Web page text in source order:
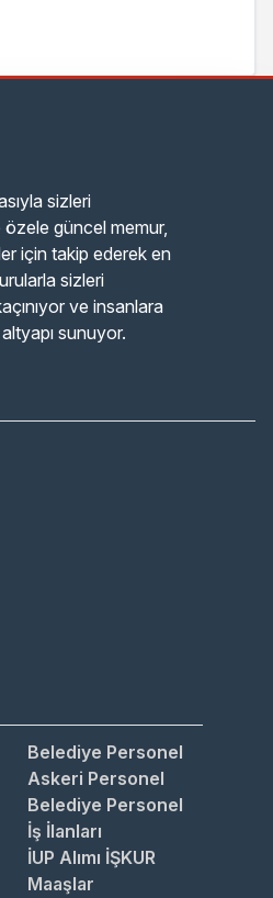
sizleri
güncel memur,
için takip ederek en
sizleri
ve insanlara
sunuyor.
Belediye Personel
Askeri Personel
Belediye Personel
İş İlanları
İUP Alımı İŞKUR
Maaşlar